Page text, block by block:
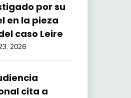
por su
en la pieza
caso Leire
2026
cita a